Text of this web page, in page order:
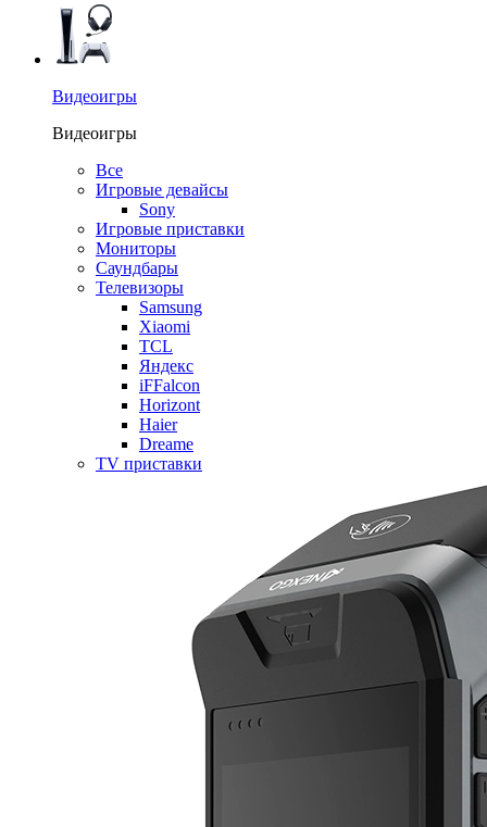
Видеоигры
Видеоигры
Все
Игровые девайсы
Sony
Игровые приставки
Мониторы
Саундбары
Телевизоры
Samsung
Xiaomi
TCL
Яндекс
iFFalcon
Horizont
Haier
Dreame
TV приставки